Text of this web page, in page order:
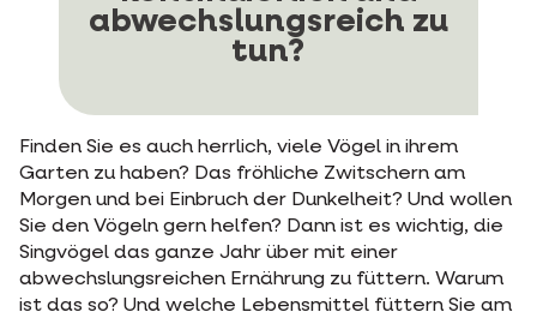
abwechslungsreich zu
tun?
Finden Sie es auch herrlich, viele Vögel in ihrem
Garten zu haben? Das fröhliche Zwitschern am
Morgen und bei Einbruch der Dunkelheit? Und wollen
Sie den Vögeln gern helfen? Dann ist es wichtig, die
Singvögel das ganze Jahr über mit einer
abwechslungsreichen Ernährung zu füttern. Warum
ist das so? Und welche Lebensmittel füttern Sie am